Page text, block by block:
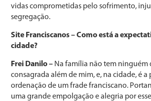
vidas comprometidas pelo sofrimento,
segregação.
Site Franciscanos – Como está a
cidade?
Frei Danilo – Na família não tem ninguém
consagrada além de mim, e, na cidade, é a
ordenação de um frade franciscano.
uma grande empolgação e alegria por